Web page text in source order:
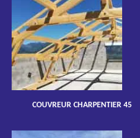
COUVREUR CHARPENTIER 45